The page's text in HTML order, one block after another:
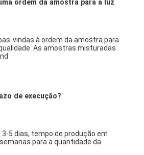
ordem da amostra para a luz
vindas à ordem da amostra para
As amostras misturadas
de execução?
5 dias, tempo de produção em
para a quantidade da